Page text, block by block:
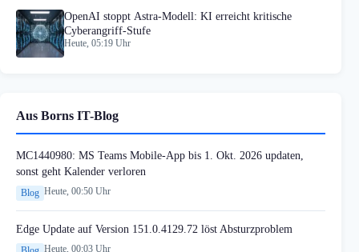
OpenAI stoppt Astra-Modell: KI erreicht kritische
Cyberangriff-Stufe
Heute, 05:19 Uhr
Aus Borns IT-Blog
MC1440980: MS Teams Mobile-App bis 1. Okt. 2026 updaten,
sonst geht Kalender verloren
Blog Heute, 00:50 Uhr
Edge Update auf Version 151.0.4129.72 löst Absturzproblem
Heute, 00:03 Uhr